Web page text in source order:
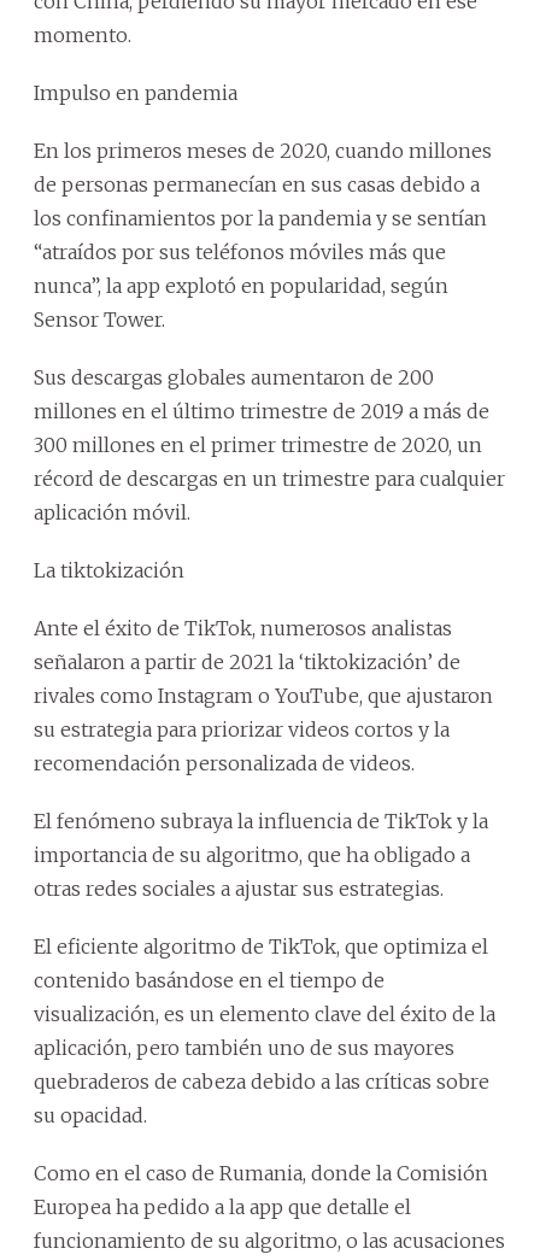
momento.
Impulso en pandemia
En los primeros meses de 2020, cuando millones
de personas permanecían en sus casas debido a
los confinamientos por la pandemia y se sentían
“atraídos por sus teléfonos móviles más que
nunca”, la app explotó en popularidad, según
Sensor Tower.
Sus descargas globales aumentaron de 200
millones en el último trimestre de 2019 a más de
300 millones en el primer trimestre de 2020, un
récord de descargas en un trimestre para cualquier
aplicación móvil.
La tiktokización
Ante el éxito de TikTok, numerosos analistas
señalaron a partir de 2021 la ‘tiktokización’ de
rivales como Instagram o YouTube, que ajustaron
su estrategia para priorizar videos cortos y la
recomendación personalizada de videos.
El fenómeno subraya la influencia de TikTok y la
importancia de su algoritmo, que ha obligado a
otras redes sociales a ajustar sus estrategias.
El eficiente algoritmo de TikTok, que optimiza el
contenido basándose en el tiempo de
visualización, es un elemento clave del éxito de la
aplicación, pero también uno de sus mayores
quebraderos de cabeza debido a las críticas sobre
su opacidad.
Como en el caso de Rumania, donde la Comisión
Europea ha pedido a la app que detalle el
funcionamiento de su algoritmo, o las acusaciones